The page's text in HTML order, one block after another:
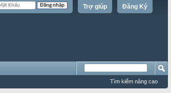
Đăng Ký
Trợ giúp
Tìm kiếm nâng cao